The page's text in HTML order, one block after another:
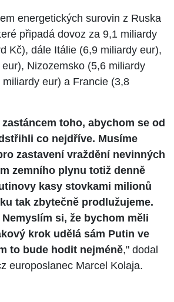
energetických surovin z Ruska
připadá dovoz za 9,1 miliardy
Kč), dále Itálie (6,9 miliardy eur),
Nizozemsko (5,6 miliardy
eur) a Francie (3,8
toho, abychom se od
co nejdříve. Musíme
zastavení vraždění nevinných
zemního plynu totiž denně
kasy stovkami milionů
tak zbytečně prodlužujeme.
si, že bychom měli
krok udělá sám Putin ve
to bude hodit nejméně," dodal
europoslanec Marcel Kolaja.